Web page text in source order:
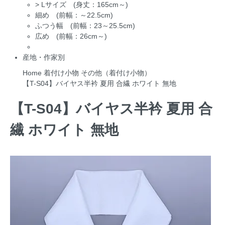
> Lサイズ (身丈：165cm～)
細め (前幅：～22.5cm)
ふつう幅 (前幅：23～25.5cm)
広め (前幅：26cm～)
産地・作家別
Home 着付け小物 その他（着付け小物）
【T-S04】バイヤス半衿 夏用 合繊 ホワイト 無地
【T-S04】バイヤス半衿 夏用 合
繊 ホワイト 無地